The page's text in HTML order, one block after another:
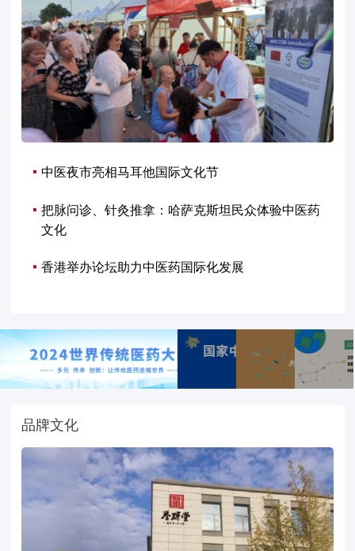
中医夜市亮相马耳他国际文化节
把脉问诊、针灸推拿：哈萨克斯坦民众体验中医药
文化
香港举办论坛助力中医药国际化发展
品牌文化